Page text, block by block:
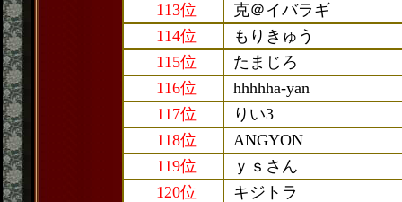
113位
克＠イバラギ
114位
もりきゅう
115位
たまじろ
116位
hhhhha-yan
117位
りい3
118位
ANGYON
119位
ｙｓさん
120位
キジトラ